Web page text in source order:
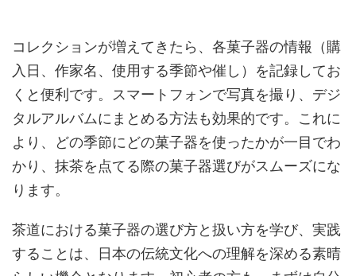
コレクションが増えてきたら、各菓子器の情報（購
入日、作家名、使用する季節や催し）を記録してお
くと便利です。スマートフォンで写真を撮り、デジ
タルアルバムにまとめる方法も効果的です。これに
より、どの季節にどの菓子器を使ったかが一目でわ
かり、抹茶を点てる際の菓子器選びがスムーズにな
ります。
茶道における菓子器の選び方と扱い方を学び、実践
することは、日本の伝統文化への理解を深める素晴